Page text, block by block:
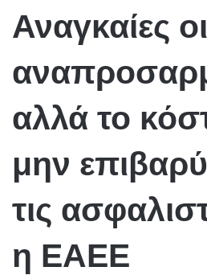
Αναγκαίες οι
αλλά το
μην
τις
η ΕΑΕΕ